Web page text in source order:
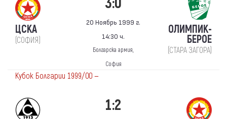
ЦСКА
(СОФИЯ)
20 Ноябрь 1999 г.
14:30 ч.
Болгарска армия,
София
ОЛИМПИК-
БЕРОЕ
(СТАРА ЗАГОРА)
Кубок Болгарии 1999/00 —
1:2